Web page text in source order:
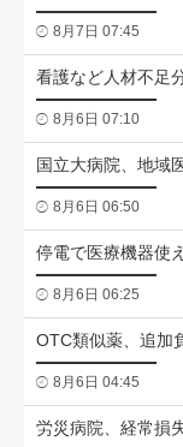
8月7日 07:45
看護など人材不足
8月6日 07:10
国立大病院、地域
8月6日 06:50
停電で医療機器使
8月6日 06:25
OTC類似薬、追加
8月6日 04:45
労災病院、経常損